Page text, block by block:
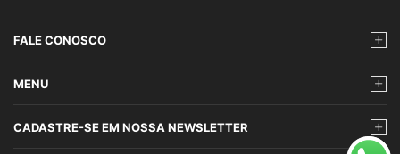
FALE CONOSCO
MENU
CADASTRE-SE EM NOSSA NEWSLETTER